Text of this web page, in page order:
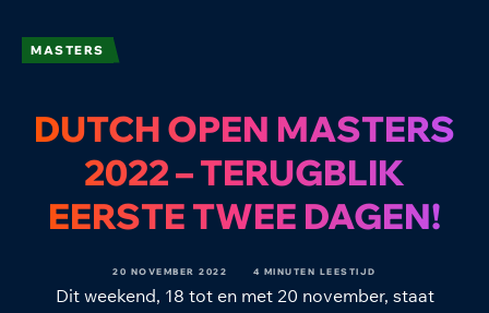
MASTERS
DUTCH OPEN MASTERS
2022 – TERUGBLIK
EERSTE TWEE DAGEN!
20 NOVEMBER 2022 4 MINUTEN LEESTIJD
Dit weekend, 18 tot en met 20 november, staat